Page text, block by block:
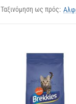
Ταξινόμηση ως πρός: